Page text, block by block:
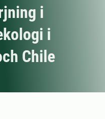
i
i
Chile